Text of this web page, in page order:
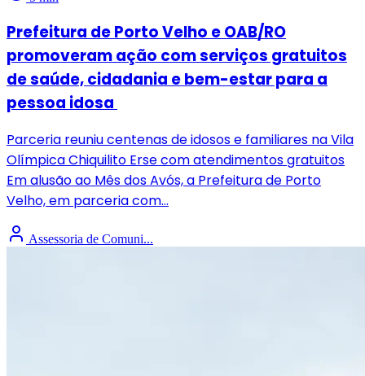
Prefeitura de Porto Velho e OAB/RO
promoveram ação com serviços gratuitos
de saúde, cidadania e bem-estar para a
pessoa idosa
Parceria reuniu centenas de idosos e familiares na Vila
Olímpica Chiquilito Erse com atendimentos gratuitos
Em alusão ao Mês dos Avós, a Prefeitura de Porto
Velho, em parceria com...
Assessoria de Comuni...